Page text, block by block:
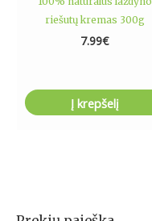
riešutų kremas 300g
7.99€
Į krepšelį